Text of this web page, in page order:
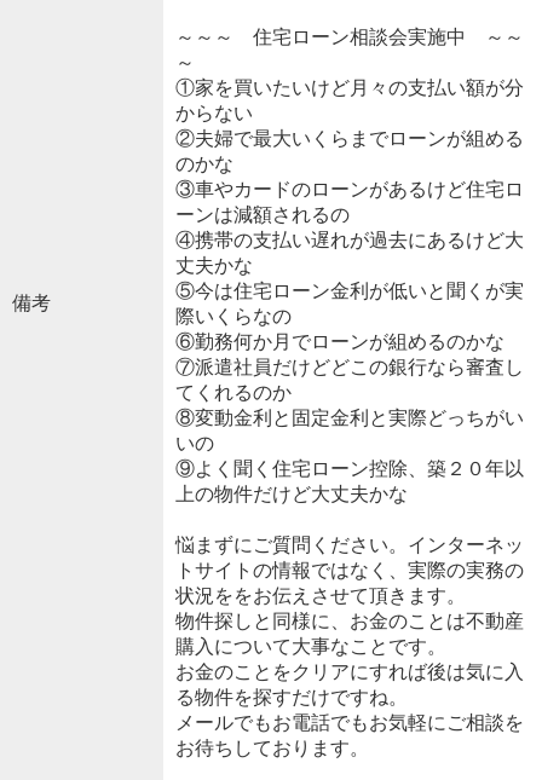
備考
～～～ 住宅ローン相談会実施中 ～～
～
①家を買いたいけど月々の支払い額が分
からない
②夫婦で最大いくらまでローンが組める
のかな
③車やカードのローンがあるけど住宅ロ
ーンは減額されるの
④携帯の支払い遅れが過去にあるけど大
丈夫かな
⑤今は住宅ローン金利が低いと聞くが実
際いくらなの
⑥勤務何か月でローンが組めるのかな
⑦派遣社員だけどどこの銀行なら審査し
てくれるのか
⑧変動金利と固定金利と実際どっちがい
いの
⑨よく聞く住宅ローン控除、築２０年以
上の物件だけど大丈夫かな
悩まずにご質問ください。インターネッ
トサイトの情報ではなく、実際の実務の
状況ををお伝えさせて頂きます。
物件探しと同様に、お金のことは不動産
購入について大事なことです。
お金のことをクリアにすれば後は気に入
る物件を探すだけですね。
メールでもお電話でもお気軽にご相談を
お待ちしております。